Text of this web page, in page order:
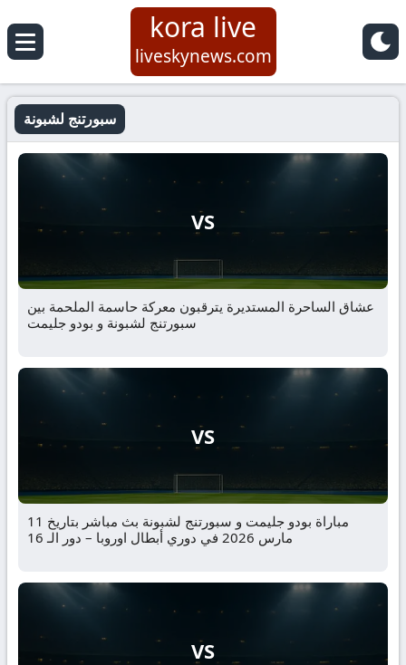
kora live
liveskynews.com
سبورتنج لشبونة
VS
عشاق الساحرة المستديرة يترقبون معركة حاسمة الملحمة بين
سبورتنج لشبونة و بودو جليمت
VS
مباراة بودو جليمت و سبورتنج لشبونة بث مباشر بتاريخ 11
مارس 2026 في دوري أبطال اوروبا – دور الـ 16
VS